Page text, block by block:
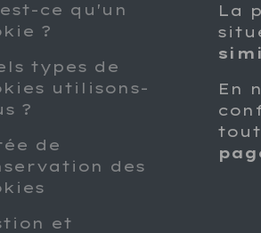
ce qu'un
?
types de
utilisons-
?
de
des
et
La
En